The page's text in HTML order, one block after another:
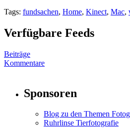
Tags: fundsachen, Home, Kinect, Mac,
Verfügbare Feeds
Beiträge
Kommentare
Sponsoren
Blog zu den Themen
Ruhrlinse Tierfotografie